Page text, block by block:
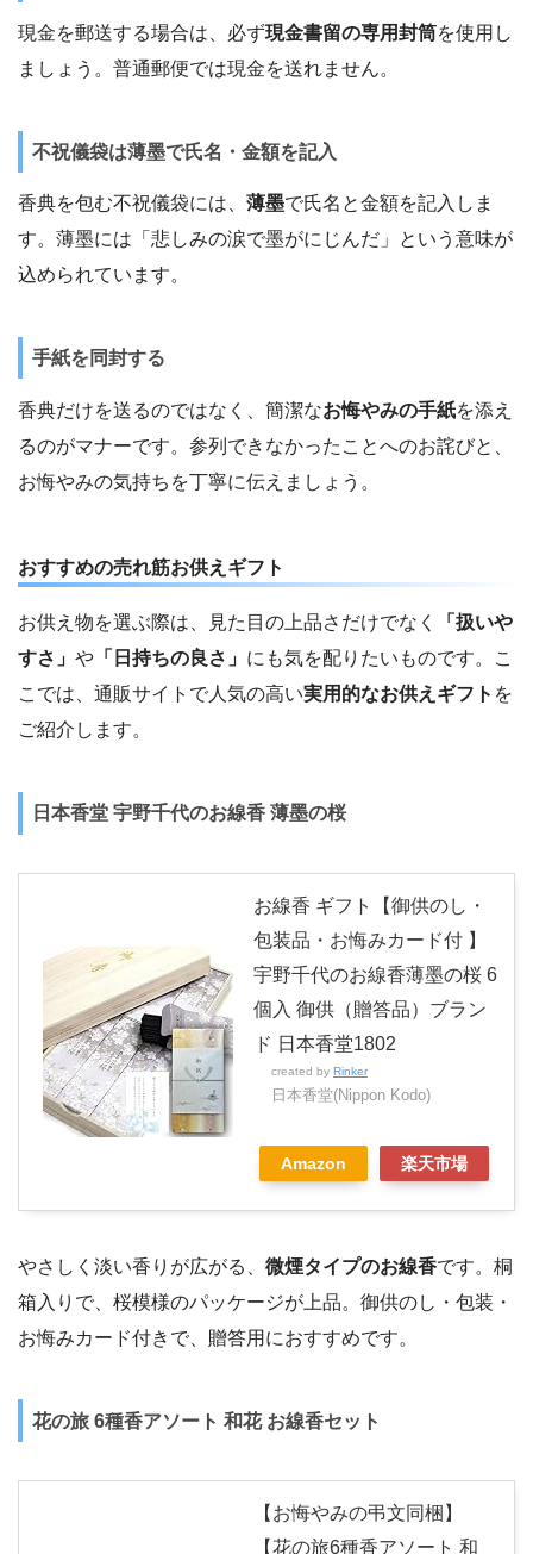
現金を郵送する場合は、必ず現金書留の専用封筒を使用し
ましょう。普通郵便では現金を送れません。
不祝儀袋は薄墨で氏名・金額を記入
香典を包む不祝儀袋には、 薄墨で氏名と金額を記入しま
す。薄墨には「悲しみの涙で墨がにじんだ」という意味が
込められています。
手紙を同封する
香典だけを送るのではなく、簡潔なお悔やみの手紙を添え
るのがマナーです。参列できなかったことへのお詫びと、
お悔やみの気持ちを丁寧に伝えましょう。
おすすめの売れ筋お供えギフト
お供え物を選ぶ際は、見た目の上品さだけでなく
「扱いや
すさ」 や 「日持ちの良さ」 にも気を配りたいものです。こ
こでは、通販サイトで人気の高い実用的なお供えギフト を
ご紹介します。
日本香堂 宇野千代のお線香 薄墨の桜
お線香 ギフト【御供のし・
包装品・お悔みカード付 】
宇野千代のお線香薄墨の桜 6
個入 御供（贈答品）ブラン
ド 日本香堂1802
created by Rinker
日本香堂(Nippon Kodo)
Amazon 楽天市場
やさしく淡い香りが広がる、 微煙タイプのお線香です。桐
箱入りで、桜模様のパッケージが上品。御供のし・包装・
お悔みカード付きで、贈答用におすすめです。
花の旅 6種香アソート 和花 お線香セット
【お悔やみの弔文同梱】
【花の旅6種香アソート 和